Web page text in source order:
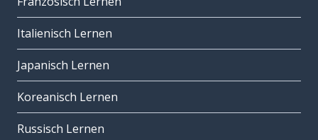
Italienisch Lernen
Japanisch Lernen
Koreanisch Lernen
Russisch Lernen